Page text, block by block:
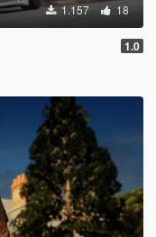
1.157 18
1.0